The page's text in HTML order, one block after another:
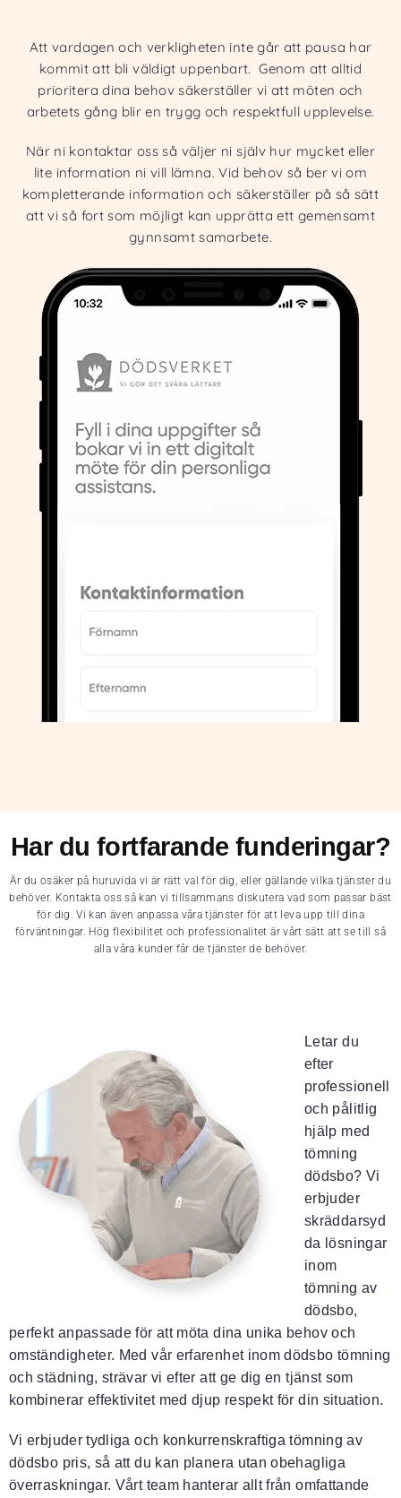
Att vardagen och verkligheten inte går att pausa har
kommit att bli väldigt uppenbart. Genom att alltid
prioritera dina behov säkerställer vi att möten och
arbetets gång blir en trygg och respektfull upplevelse.
När ni kontaktar oss så väljer ni själv hur mycket eller
lite information ni vill lämna. Vid behov så ber vi om
kompletterande information och säkerställer på så sätt
att vi så fort som möjligt kan upprätta ett gemensamt
gynnsamt samarbete.
Har du fortfarande funderingar?
Är du osäker på huruvida vi är rätt val för dig, eller gällande vilka tjänster du
behöver. Kontakta oss så kan vi tillsammans diskutera vad som passar bäst
för dig. Vi kan även anpassa våra tjänster för att leva upp till dina
förväntningar. Hög flexibilitet och professionalitet är vårt sätt att se till så
alla våra kunder får de tjänster de behöver.
Letar du
efter
professionell
och pålitlig
hjälp med
tömning
dödsbo? Vi
erbjuder
skräddarsyd
da lösningar
inom
tömning av
dödsbo,
perfekt anpassade för att möta dina unika behov och
omständigheter. Med vår erfarenhet inom dödsbo tömning
och städning, strävar vi efter att ge dig en tjänst som
kombinerar effektivitet med djup respekt för din situation.
Vi erbjuder tydliga och konkurrenskraftiga tömning av
dödsbo pris, så att du kan planera utan obehagliga
överraskningar. Vårt team hanterar allt från omfattande